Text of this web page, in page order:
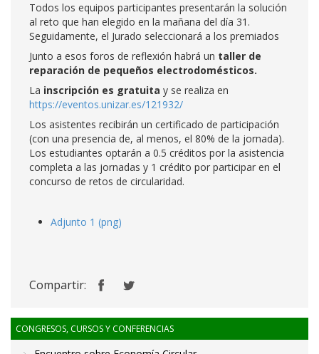
Todos los equipos participantes presentarán la solución
al reto que han elegido en la mañana del día 31.
Seguidamente, el Jurado seleccionará a los premiados
Junto a esos foros de reflexión habrá un taller de
reparación de pequeños electrodomésticos.
La inscripción es gratuita y se realiza en
https://eventos.unizar.es/121932/
Los asistentes recibirán un certificado de participación
(con una presencia de, al menos, el 80% de la jornada).
Los estudiantes optarán a 0.5 créditos por la asistencia
completa a las jornadas y 1 crédito por participar en el
concurso de retos de circularidad.
Adjunto 1 (png)
Compartir:
CONGRESOS, CURSOS Y CONFERENCIAS